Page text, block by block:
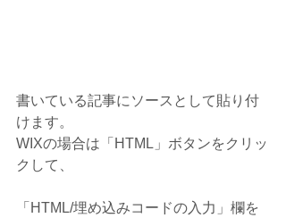
書いている記事にソースとして貼り付
けます。
WIXの場合は「HTML」ボタンをクリッ
クして、
「HTML/埋め込みコードの入力」欄を